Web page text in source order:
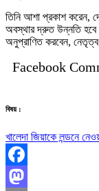
তিনি আশা প্রকাশ করেন,
অবস্থার দ্রুত উন্নতি
অনুপ্রাণিত করবেন, নেতৃত্ব
Facebook
বিষয় :
খালেদা জিয়াকে লন্ডনে
Facebook